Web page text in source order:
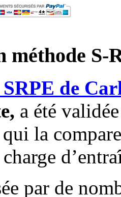
méthode S-
de
a été
la
par de